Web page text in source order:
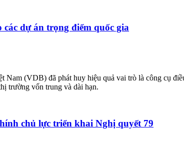
dự án trọng điểm quốc gia
Nam (VDB) đã phát huy hiệu quả vai trò là công cụ
trường vốn trung và dài hạn.
chủ lực triển khai Nghị quyết 79